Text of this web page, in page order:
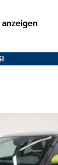
anzeigen